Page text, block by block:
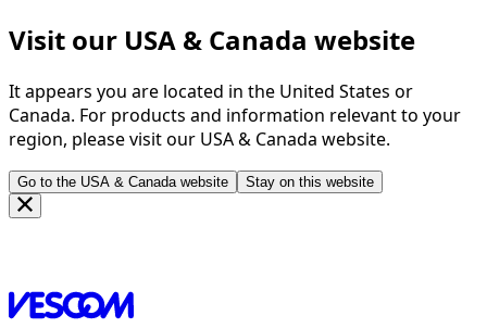
Visit our USA & Canada website
It appears you are located in the United States or
Canada. For products and information relevant to your
region, please visit our USA & Canada website.
Go to the USA & Canada website Stay on this website
Strona głownaInspiracje